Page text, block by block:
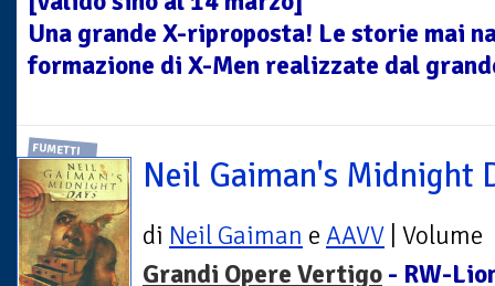
Una grande X-riproposta! Le storie mai
formazione di X-Men realizzate dal
FUMETTI
Neil Gaiman's Midnight
di Neil Gaiman e AAVV | Volume
Grandi Opere Vertigo - RW-